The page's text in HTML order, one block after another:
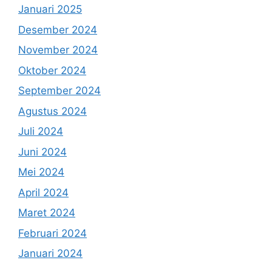
Januari 2025
Desember 2024
November 2024
Oktober 2024
September 2024
Agustus 2024
Juli 2024
Juni 2024
Mei 2024
April 2024
Maret 2024
Februari 2024
Januari 2024